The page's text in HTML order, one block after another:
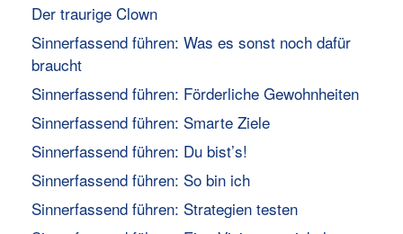
Der traurige Clown
Sinnerfassend führen: Was es sonst noch dafür
braucht
Sinnerfassend führen: Förderliche Gewohnheiten
Sinnerfassend führen: Smarte Ziele
Sinnerfassend führen: Du bist’s!
Sinnerfassend führen: So bin ich
Sinnerfassend führen: Strategien testen